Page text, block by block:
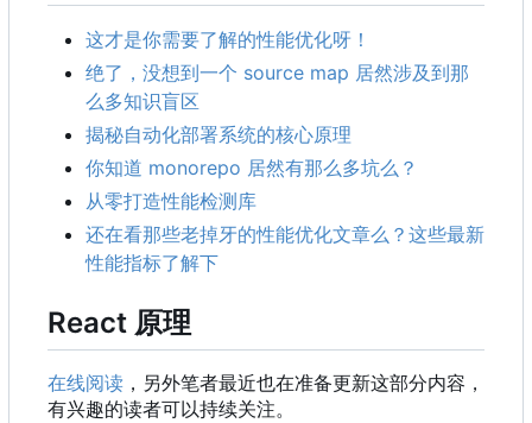
这才是你需要了解的性能优化呀！
绝了，没想到一个 source map 居然涉及到那
么多知识盲区
揭秘自动化部署系统的核心原理
你知道 monorepo 居然有那么多坑么？
从零打造性能检测库
还在看那些老掉牙的性能优化文章么？这些最新
性能指标了解下
React 原理
在线阅读 ，另外笔者最近也在准备更新这部分内容，
有兴趣的读者可以持续关注。